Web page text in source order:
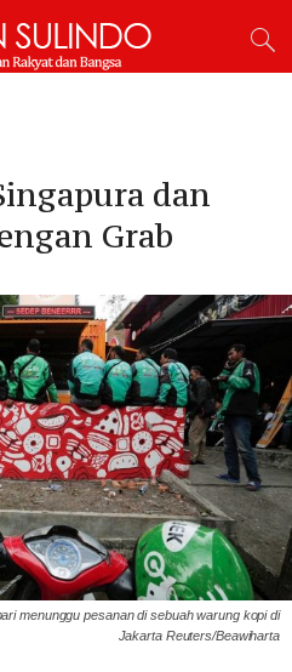
dan
Grab
menunggu pesanan di sebuah warung kopi di
Jakarta Reuters/Beawiharta